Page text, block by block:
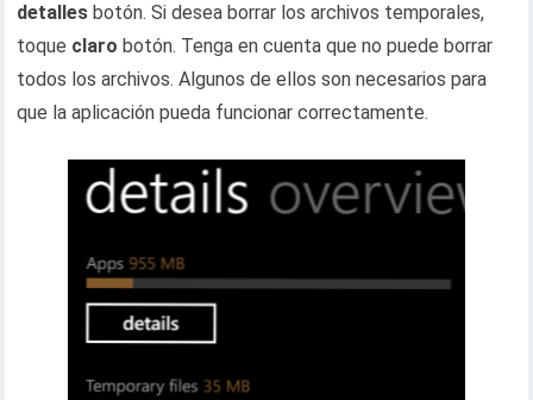
detalles botón. Si desea borrar los archivos temporales,
toque claro botón. Tenga en cuenta que no puede borrar
todos los archivos. Algunos de ellos son necesarios para
que la aplicación pueda funcionar correctamente.